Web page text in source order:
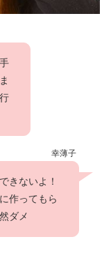
幸薄子
きないよ！
作ってもら
ダメ